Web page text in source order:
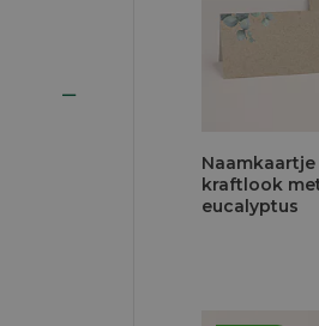
Naamkaartje
kraftlook
eucalyptus